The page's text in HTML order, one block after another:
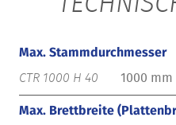
Max. Stammdurchmesser
1000 mm
Max. Brettbreite